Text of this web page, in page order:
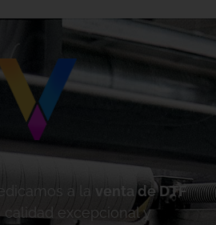
a la
venta de DTF
calidad excepcional y